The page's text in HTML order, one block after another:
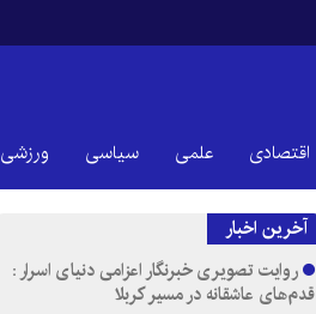
اقتصادی علمی سیاسی ورزشی
آخرین اخبار
روایت تصویری خبرنگار اعزامی دنیای اسرار :
قدم‌های عاشقانه در مسیر کربلا